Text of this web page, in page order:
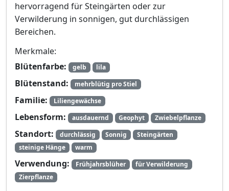
hervorragend für Steingärten oder zur
Verwilderung in sonnigen, gut durchlässigen
Bereichen.
Merkmale:
Blütenfarbe:
gelb lila
Blütenstand: mehrblütig pro Stiel
Familie: Liliengewächse
Lebensform: ausdauernd Geophyt Zwiebelpflanze
Standort: durchlässig Sonnig
Steingärten
steinige Hänge
warm
Verwendung: Frühjahrsblüher
für Verwilderung
Zierpflanze